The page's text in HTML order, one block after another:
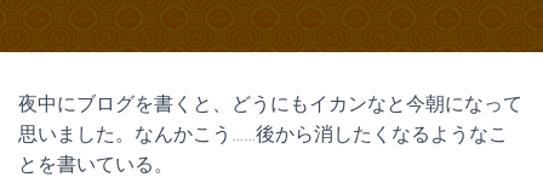
夜中にブログを書くと、どうにもイカンなと今朝になって
思いました。なんかこう……後から消したくなるようなこ
とを書いている。